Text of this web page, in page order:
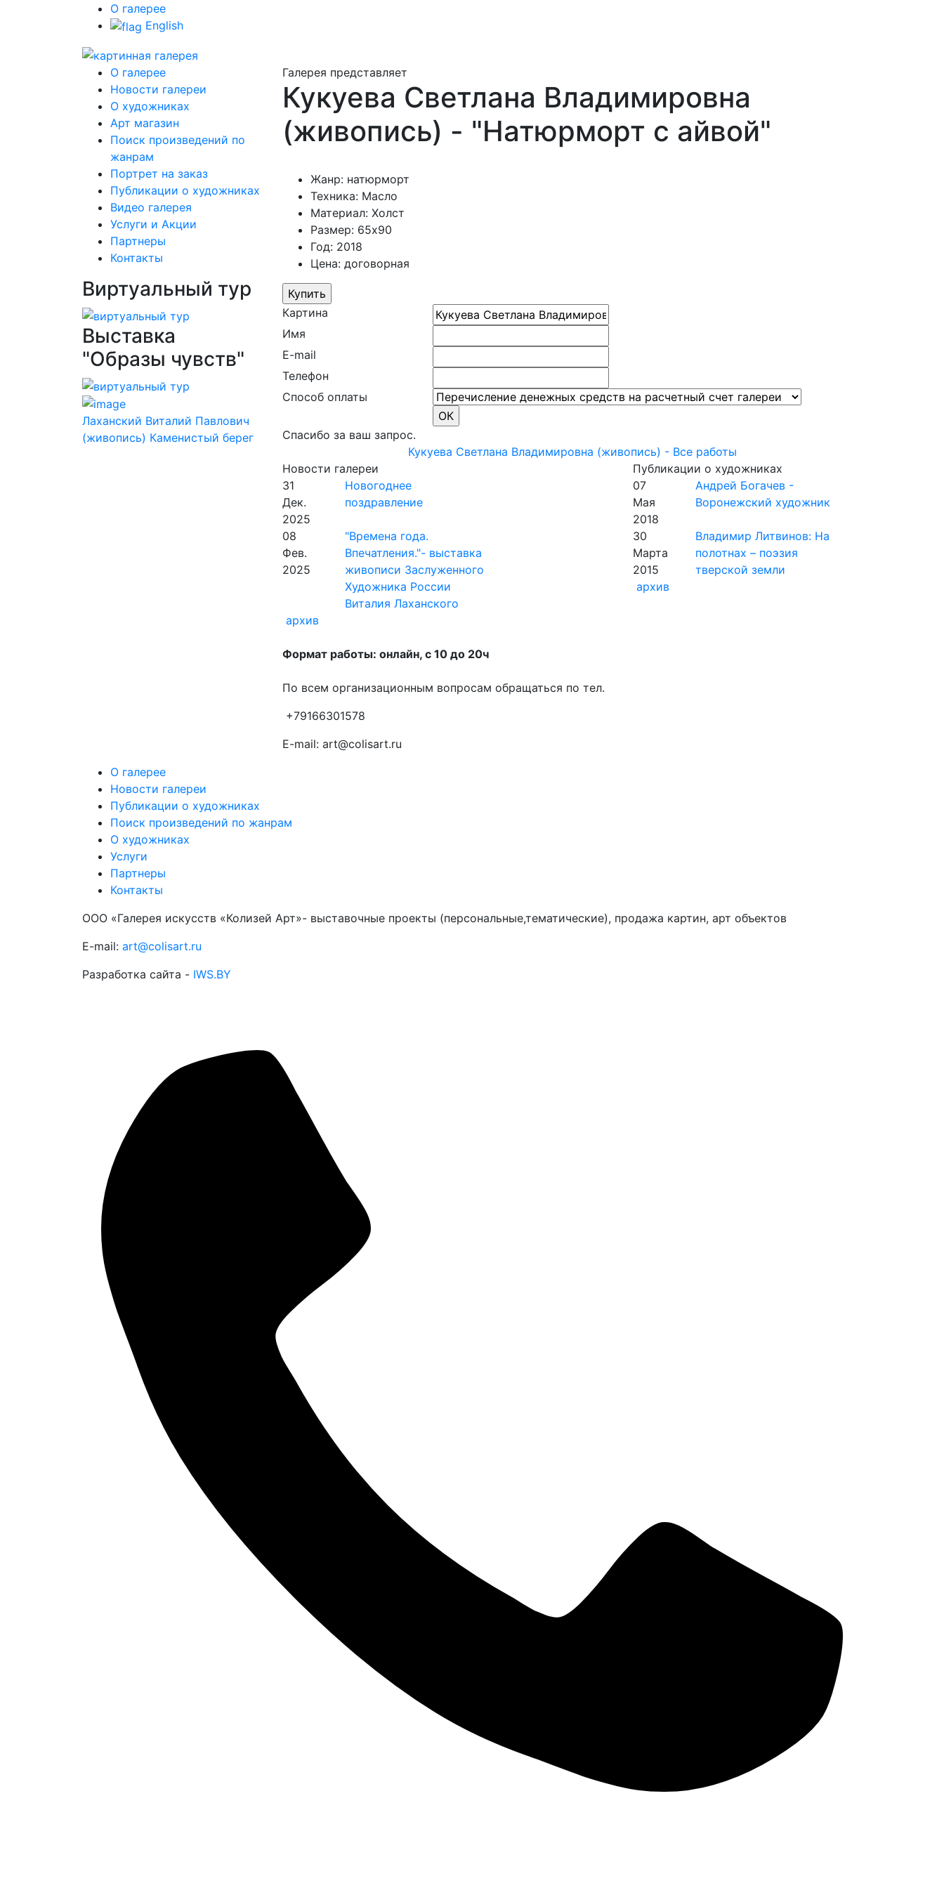
О галерее
English
О галерее
Новости галереи
О художниках
Арт магазин
Поиск произведений по
жанрам
Портрет на заказ
Публикации о художниках
Видео галерея
Услуги и Акции
Партнеры
Контакты
Виртуальный тур
Выставка
"Образы чувств"
Лаханский Виталий Павлович
(живопись) Каменистый берег
Галерея представляет
Кукуева Светлана Владимировна
(живопись) - "Натюрморт с айвой"
Жанр: натюрморт
Техника: Масло
Материал: Холст
Размер: 65х90
Год: 2018
Цена: договорная
Картина
Имя
E-mail
Телефон
Способ оплаты
Спасибо за ваш запрос.
Кукуева Светлана Владимировна (живопись) - Все работы
Новости галереи
31
Дек.
2025
Новогоднее
поздравление
08
Фев.
2025
"Времена года.
Впечатления."- выставка
живописи Заслуженного
Художника России
Виталия Лаханского
архив
Публикации о художниках
07
Мая
2018
Андрей Богачев -
Воронежский художник
30
Марта
2015
Владимир Литвинов: На
полотнах – поэзия
тверской земли
архив
Формат работы: онлайн, с 10 до 20ч
По всем организационным вопросам обращаться по тел.
+79166301578
E-mail: art@colisart.ru
О галерее
Новости галереи
Публикации о художниках
Поиск произведений по жанрам
О художниках
Услуги
Партнеры
Контакты
ООО «Галерея искусств «Колизей Арт»- выставочные проекты (персональные,тематические), продажа картин, арт объектов
E-mail: art@colisart.ru
Разработка сайта - IWS.BY